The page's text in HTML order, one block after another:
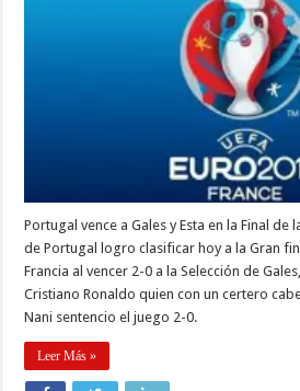
Portugal vence a Gales y Esta en la Final de
de Portugal logro clasificar hoy a la Gran
Francia al vencer 2-0 a la Selección de
Cristiano Ronaldo quien con un certero
Nani sentencio el juego 2-0.
Leer Más »